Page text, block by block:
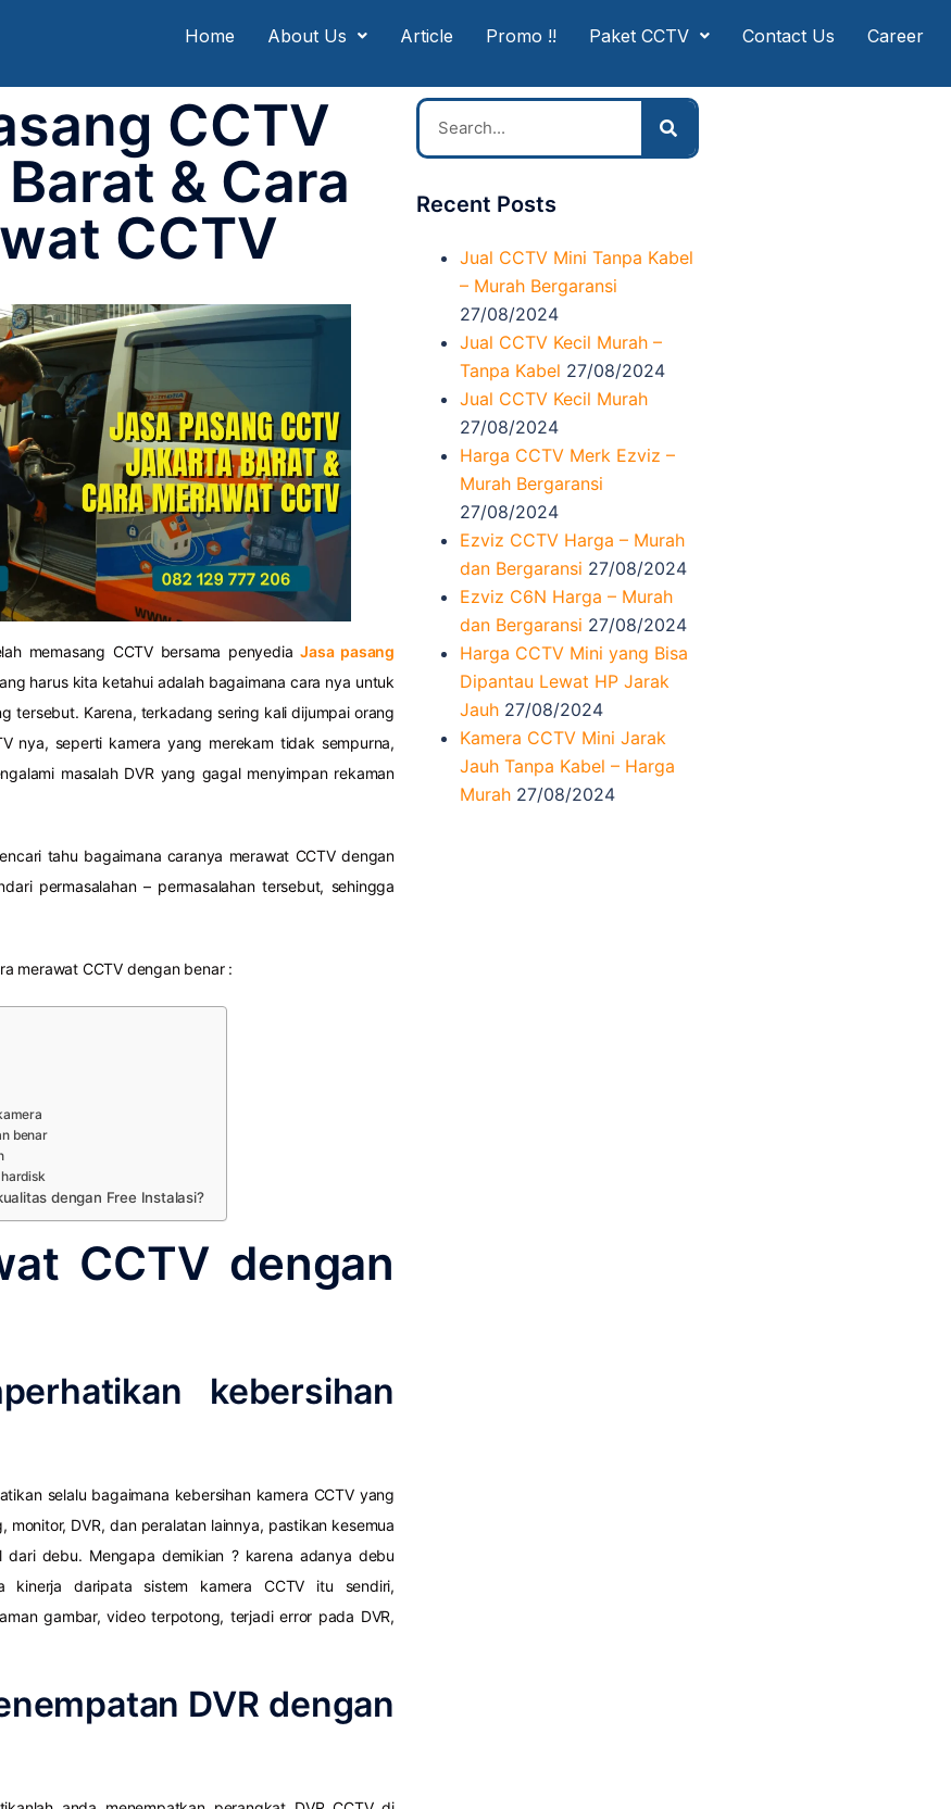
Home About Us Article Promo !! Paket CCTV Contact Us Career
CCTV
& Cara
CCTV
memasang CCTV bersama penyediaJasa pasang
harus kita ketahui adalah bagaimana cara nya untuk
tersebut. Karena, terkadang sering kali dijumpai orang
nya, seperti kamera yang merekam tidak sempurna,
masalah DVR yang gagal menyimpan rekaman
tahu bagaimana caranya merawat CCTV dengan
permasalahan – permasalahan tersebut, sehingga
merawat CCTV dengan benar :
benar
dengan Free Instalasi?
CCTV dengan
kebersihan
selalu bagaimana kebersihan kamera CCTV yang
monitor, DVR, dan peralatan lainnya, pastikan kesemua
debu. Mengapa demikian ? karena adanya debu
kinerja daripata sistem kamera CCTV itu sendiri,
gambar, video terpotong, terjadi error pada DVR,
DVR dengan
Recent Posts
Jual CCTV Mini Tanpa Kabel
– Murah Bergaransi
27/08/2024
Jual CCTV Kecil Murah –
Tanpa Kabel 27/08/2024
Jual CCTV Kecil Murah
27/08/2024
Harga CCTV Merk Ezviz –
Murah Bergaransi
27/08/2024
Ezviz CCTV Harga – Murah
dan Bergaransi 27/08/2024
Ezviz C6N Harga – Murah
dan Bergaransi 27/08/2024
Harga CCTV Mini yang Bisa
Dipantau Lewat HP Jarak
Jauh 27/08/2024
Kamera CCTV Mini Jarak
Jauh Tanpa Kabel – Harga
Murah 27/08/2024